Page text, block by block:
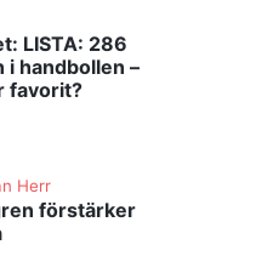
LISTA: 286
i handbollen –
favorit?
Herr
förstärker